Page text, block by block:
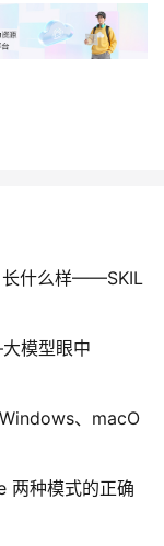
长什么样——SKIL
模型眼中
、macO
两种模式的正确